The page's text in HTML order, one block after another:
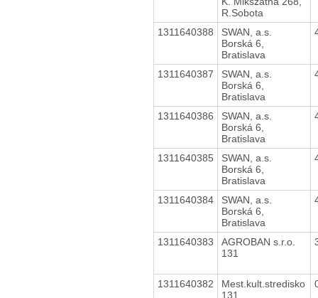
R.Sobota
1311640388
SWAN, a.s.
Borská 6,
Bratislava
1311640387
SWAN, a.s.
Borská 6,
Bratislava
1311640386
SWAN, a.s.
Borská 6,
Bratislava
1311640385
SWAN, a.s.
Borská 6,
Bratislava
1311640384
SWAN, a.s.
Borská 6,
Bratislava
1311640383
AGROBAN s.r.o.
131
1311640382
Mest.kult.stredisko
131